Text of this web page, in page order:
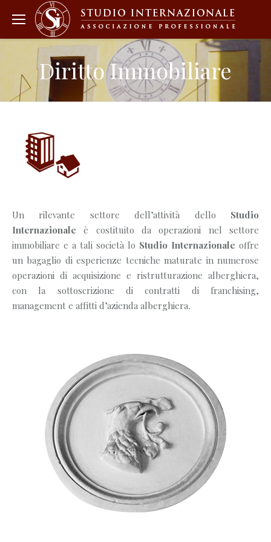
Diritto Immobiliare
Un rilevante settore dell’attività dello Studio
Internazionale è costituito da operazioni nel settore
immobiliare e a tali società lo Studio Internazionale offre
un bagaglio di esperienze tecniche maturate in numerose
operazioni di acquisizione e ristrutturazione alberghiera,
con la sottoscrizione di contratti di franchising,
management e affitti d’azienda alberghiera.